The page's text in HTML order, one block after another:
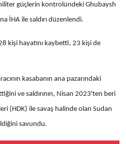
güçlerin kontrolündeki Ghubaysh
İHA ile saldırı düzenlendi.
kişi hayatını kaybetti, 23 kişi de
kasabanın ana pazarındaki
ve saldırının, Nisan 2023'ten beri
(HDK) ile savaş halinde olan Sudan
savundu.